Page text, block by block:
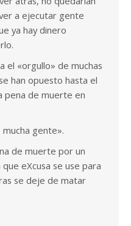
a ejecutar gente
ya hay dinero
el «orgullo» de muchas
han opuesto hasta el
pena de muerte en
gente».
de muerte por un
eXcusa se use para
se deje de matar